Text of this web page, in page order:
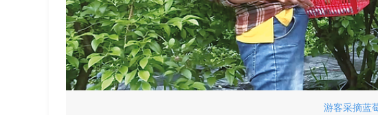
游客采摘蓝